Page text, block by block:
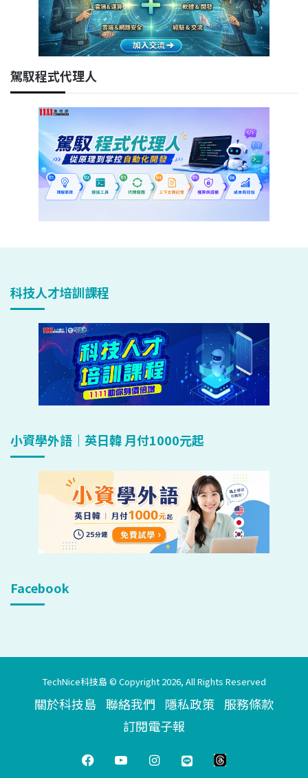
駕馭程式代理人
科技人才培訓課程
小資學外語｜英日韓 月付1000元起
Facebook
TechNice科技島 © Copyright 2026, All Rights Reserved
關於科技島 聯絡我們 隱私政策 服務條款
訂閱電子報